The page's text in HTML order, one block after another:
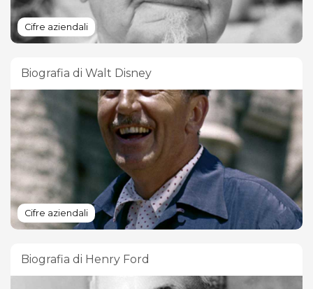
Cifre aziendali
Biografia di Walt Disney
Cifre aziendali
Biografia di Henry Ford